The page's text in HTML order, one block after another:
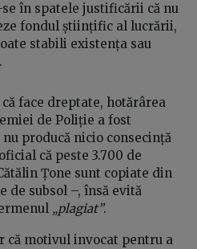
se în spatele justificării că nu
fondul științific al lucrării,
stabili existența sau
face dreptate, hotărârea
de Poliție a fost
producă nicio consecință
că peste 3.700 de
Țone sunt copiate din
de subsol –, însă evită
„plagiat”.
că motivul invocat pentru a